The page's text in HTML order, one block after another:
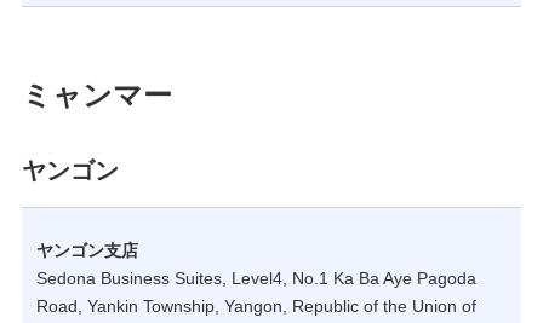
ミャンマー
ヤンゴン
ヤンゴン支店
Sedona Business Suites, Level4, No.1 Ka Ba Aye Pagoda
Road, Yankin Township, Yangon, Republic of the Union of